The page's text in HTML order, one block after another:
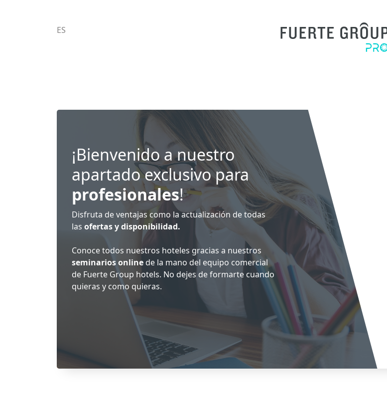
ES
¡Bienvenido a nuestro
apartado exclusivo para
profesionales!
Disfruta de ventajas como la actualización de todas
las ofertas y disponibilidad.
Conoce todos nuestros hoteles gracias a nuestros
seminarios onlinede la mano del equipo comercial
de Fuerte Group hotels. No dejes de formarte cuando
quieras y como quieras.